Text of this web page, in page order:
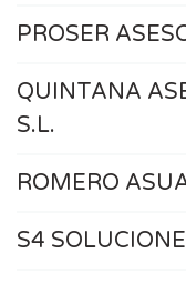
PROSER
QUINTANA
S.L.
ROMERO
S4